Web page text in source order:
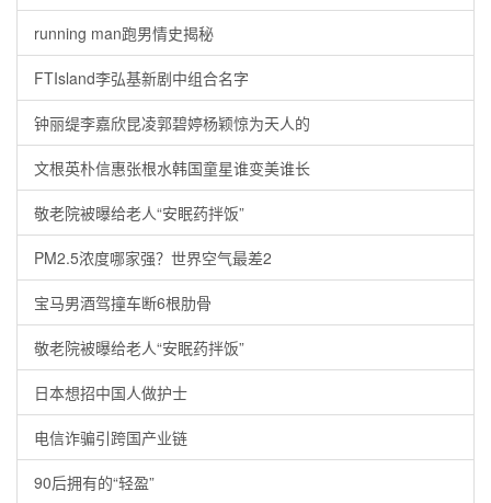
running man跑男情史揭秘
FTIsland李弘基新剧中组合名字
钟丽缇李嘉欣昆凌郭碧婷杨颖惊为天人的
文根英朴信惠张根水韩国童星谁变美谁长
敬老院被曝给老人“安眠药拌饭”
PM2.5浓度哪家强？世界空气最差2
宝马男酒驾撞车断6根肋骨
敬老院被曝给老人“安眠药拌饭”
日本想招中国人做护士
电信诈骗引跨国产业链
90后拥有的“轻盈”